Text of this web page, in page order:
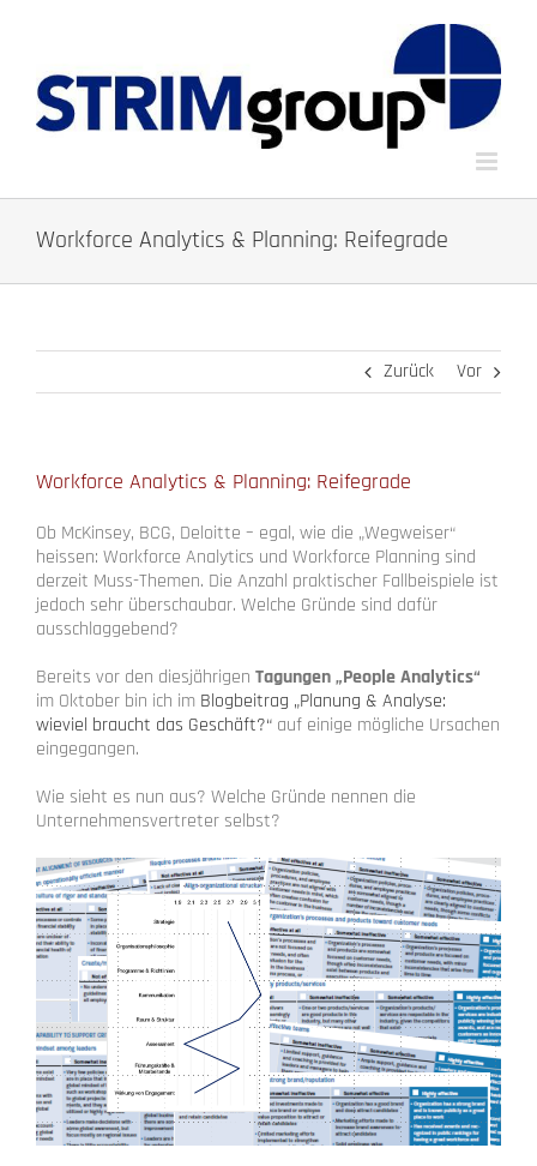
Workforce Analytics & Planning: Reifegrade
Zurück Vor
Workforce Analytics & Planning: Reifegrade
Ob McKinsey, BCG, Deloitte – egal, wie die „Wegweiser“
heissen: Workforce Analytics und Workforce Planning sind
derzeit Muss-Themen. Die Anzahl praktischer Fallbeispiele ist
jedoch sehr überschaubar. Welche Gründe sind dafür
ausschlaggebend?
Bereits vor den diesjährigen Tagungen „People Analytics“
im Oktober bin ich im Blogbeitrag „Planung & Analyse:
wieviel braucht das Geschäft?“ auf einige mögliche Ursachen
eingegangen.
Wie sieht es nun aus? Welche Gründe nennen die
Unternehmensvertreter selbst?